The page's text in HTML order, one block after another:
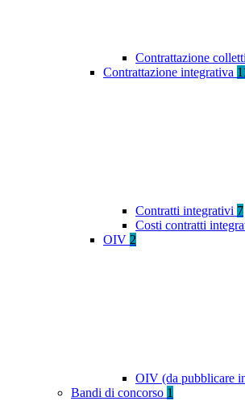
Contrattazione
Contrattazione integrativa
Contratti integrativi 7
Costi contratti
OIV 2
OIV (da pubblicare
Bandi di concorso 1